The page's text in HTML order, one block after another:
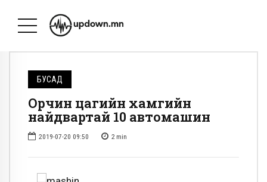
БУСАД
Орчин цагийн хамгийн
найдвартай 10 автомашин
2019-07-20 09:50 2 min